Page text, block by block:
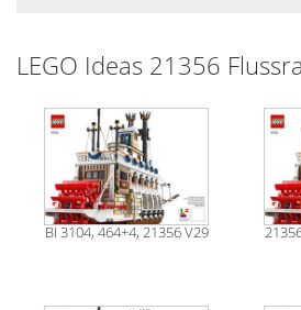
LEGO Ideas 21356
BI 3104, 464+4, 21356 V29